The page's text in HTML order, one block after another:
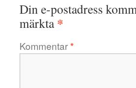
Din e-postadress
märkta*
Kommentar*